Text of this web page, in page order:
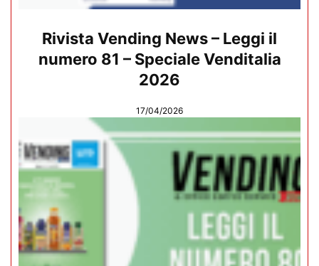
Rivista Vending News – Leggi il
numero 81 – Speciale Venditalia
2026
17/04/2026